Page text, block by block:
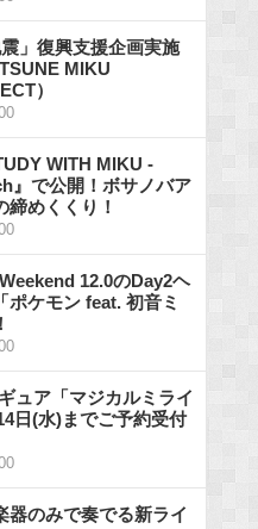
震」復興支援企画実施
MIKU
）
WITH MIKU -
』で公開！ボサノバア
締めくくり！
12.0のDay2ヘ
ポケモン feat. 初音ミ
ュア「マジカルミライ
日(水)までご予約受付
器のみで奏でる新ライ